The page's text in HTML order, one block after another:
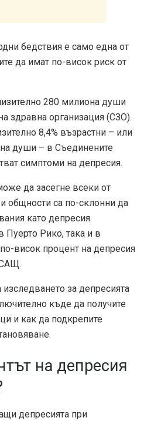
бедствия е само една от
да имат по-висок риск от
280 милиона души
здравна организация (СЗО).
8,4% възрастни – или
души – в Съединените
симптоми на депресия.
да засегне всеки от
общности са по-склонни да
като депресия.
Пуерто Рико, така и в
висок процент на депресия
за депресията
къде да получите
и как да подкрепите
на депресия
депресията при